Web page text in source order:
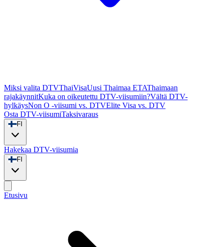
Miksi valita DTVThaiVisaUusi Thaimaa ETAThaimaan
rajakäynnitKuka on oikeutettu DTV-viisumiin?Vältä DTV-
hylkäysNon O -viisumi vs. DTVElite Visa vs. DTV
Osta DTV-viisumiTaksivaraus
FI
Hakekaa DTV-viisumia
FI
Etusivu